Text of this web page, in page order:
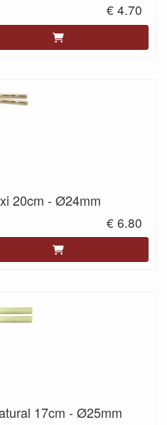
€ 4.70
20cm - Ø24mm
€ 6.80
17cm - Ø25mm